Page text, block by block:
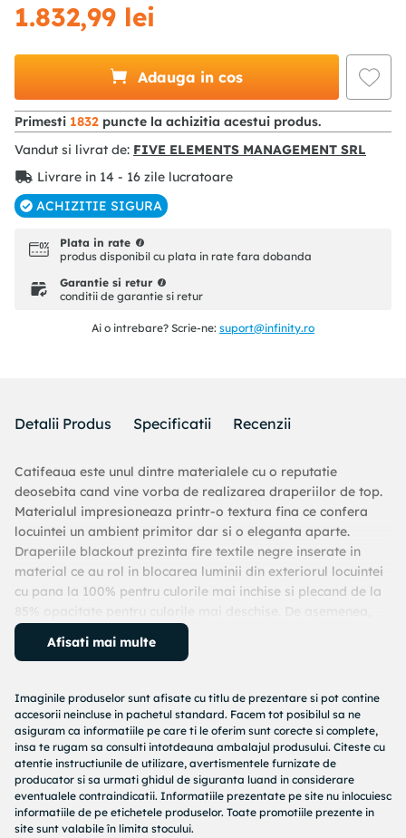
1.832,99 lei
Adauga in cos
Primesti 1832 puncte la achizitia acestui produs.
Vandut si livrat de: FIVE ELEMENTS MANAGEMENT SRL
Livrare in 14 - 16 zile lucratoare
ACHIZITIE SIGURA
Plata in rate
produs disponibil cu plata in rate fara dobanda
Garantie si retur
conditii de garantie si retur
Ai o intrebare? Scrie-ne: suport@infinity.ro
Detalii Produs Specificatii Recenzii
Catifeaua este unul dintre materialele cu o reputatie
deosebita cand vine vorba de realizarea draperiilor de top.
Materialul impresioneaza printr-o textura fina ce confera
locuintei un ambient primitor dar si o eleganta aparte.
Draperiile blackout prezinta fire textile negre inserate in
material ce au rol in blocarea luminii din exteriorul locuintei
cu pana la 100% pentru culorile mai inchise si plecand de la
draperia cu blackout este foarte utila pentru reducerea
pierderilor de caldura de la ferestre, fiind o varianta pentru
cusut cu grija, atat in lateral cat si in partea de jos,
dimensiunile fiind de 1 respectiv 5 cm. Draperia Madison din
catifea cu blackout este realizata in Romania, dintr-o
tesatura tip catifea atent aleasa de origine Turcia, fiind un
articol de sortiment ce cucereste prin simplitate si
rafinament. Instructiuni de intretinere - Curatare
profesionala: Nu se curata chimic; - Reguli de calcare: Nu se
calca; - Reguli de inalbire: Nu se folosesc inalbitori; - Reguli
Afisati mai multe
Imaginile produselor sunt afisate cu titlu de prezentare si pot contine
accesorii neincluse in pachetul standard. Facem tot posibilul sa ne
asiguram ca informatiile pe care ti le oferim sunt corecte si complete,
insa te rugam sa consulti intotdeauna ambalajul produsului. Citeste cu
atentie instructiunile de utilizare, avertismentele furnizate de
producator si sa urmati ghidul de siguranta luand in considerare
eventualele contraindicatii. Informatiile prezentate pe site nu inlocuiesc
informatiile de pe etichetele produselor. Toate promotiile prezente in
site sunt valabile în limita stocului.